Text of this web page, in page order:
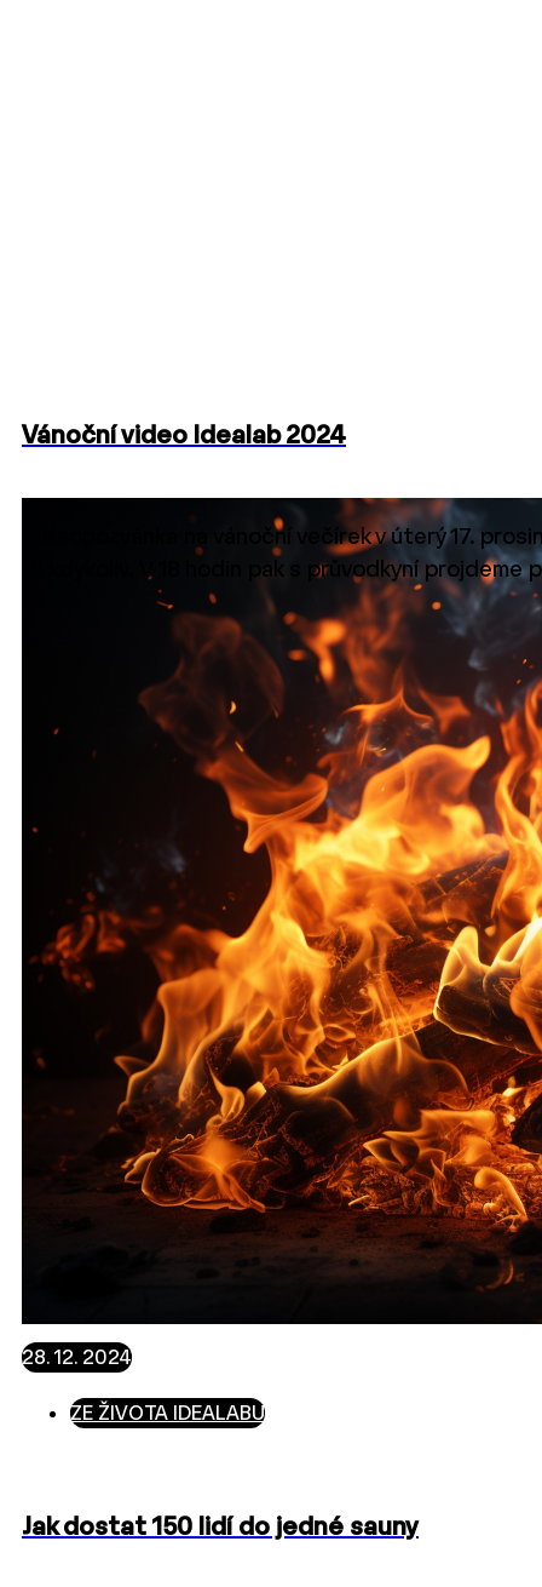
28. 12. 2024
ZE ŽIVOTA IDEALABU
Vánoční video Idealab 2024
Videopozvánka na vánoční večírek v úterý 17.
18 kdykoliv. V 18 hodin pak s průvodkyní projdeme
Jak dostat 150 lidí do jedné sauny